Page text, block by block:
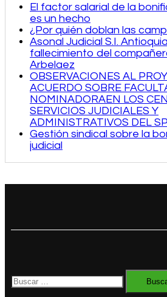
El factor salarial de la
es un hecho
¿Por quién doblan las
Asonal Judicial S.I.
fallecimiento del
Arbelaez
OBSERVACIONES AL
ACUERDO SOBRE
NOMINADORAEN LOS
SERVICIOS JUDICIALES Y
ADMINISTRATIVOS DEL
Gestión sindical sobre la
judicial
Buscar: